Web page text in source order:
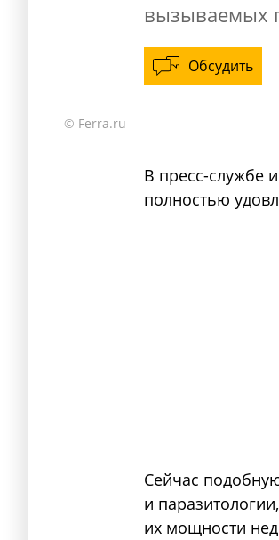
вызываемых
Обсудить
© Ferra.ru
В пресс-службе
полностью
Сейчас
и
их мощности